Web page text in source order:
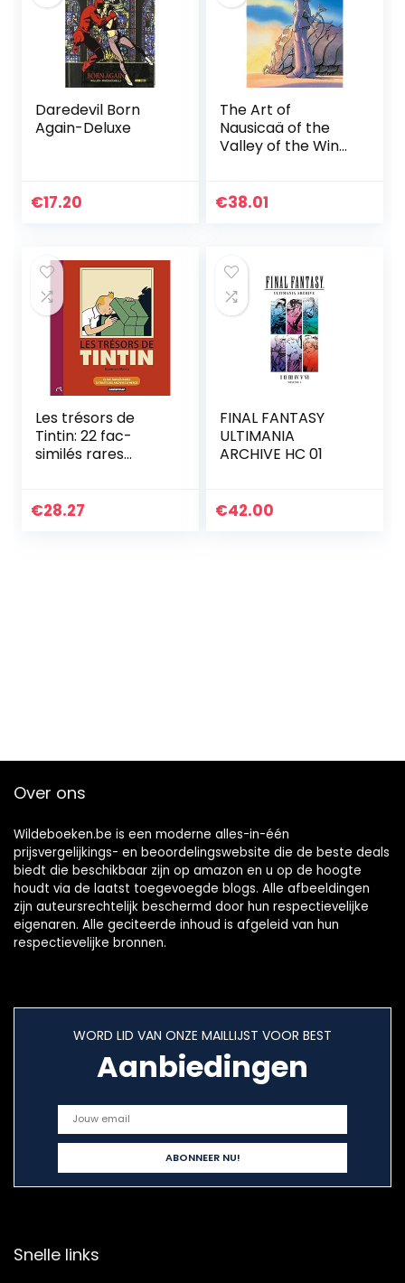
Daredevil Born
Again-Deluxe
€17.20
The Art of
Nausicaä of the
Valley of the Wind
€38.01
Les trésors de
Tintin: 22 fac-
similés rares
€28.27
FINAL FANTASY
ULTIMANIA
ARCHIVE HC 01
€42.00
Over ons
Wildeboeken.be is een moderne alles-in-één
prijsvergelijkings- en beoordelingswebsite die de beste deals
biedt die beschikbaar zijn op amazon en u op de hoogte
houdt via de laatst toegevoegde blogs. Alle afbeeldingen
zijn auteursrechtelijk beschermd door hun respectievelijke
eigenaren. Alle geciteerde inhoud is afgeleid van hun
respectievelijke bronnen.
WORD LID VAN ONZE MAILLIJST VOOR BEST
Aanbiedingen
Snelle links